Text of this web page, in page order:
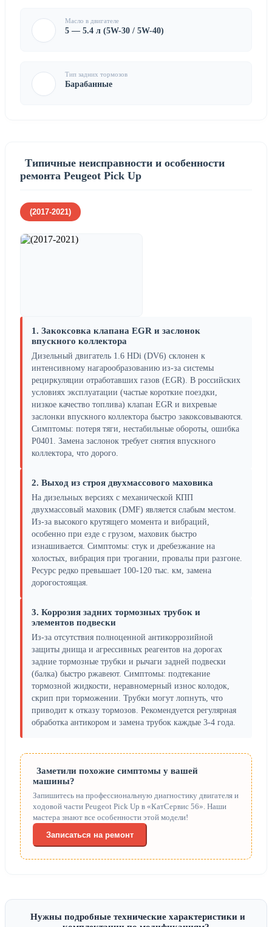
Масло в двигателе
5 — 5.4 л (5W-30 / 5W-40)
Тип задних тормозов
Барабанные
Типичные неисправности и особенности
ремонта Peugeot Pick Up
(2017-2021)
1. Закоксовка клапана EGR и заслонок
впускного коллектора
Дизельный двигатель 1.6 HDi (DV6) склонен к
интенсивному нагарообразованию из-за системы
рециркуляции отработавших газов (EGR). В российских
условиях эксплуатации (частые короткие поездки,
низкое качество топлива) клапан EGR и вихревые
заслонки впускного коллектора быстро закоксовываются.
Симптомы: потеря тяги, нестабильные обороты, ошибка
P0401. Замена заслонок требует снятия впускного
коллектора, что дорого.
2. Выход из строя двухмассового маховика
На дизельных версиях с механической КПП
двухмассовый маховик (DMF) является слабым местом.
Из-за высокого крутящего момента и вибраций,
особенно при езде с грузом, маховик быстро
изнашивается. Симптомы: стук и дребезжание на
холостых, вибрация при трогании, провалы при разгоне.
Ресурс редко превышает 100-120 тыс. км, замена
дорогостоящая.
3. Коррозия задних тормозных трубок и
элементов подвески
Из-за отсутствия полноценной антикоррозийной
защиты днища и агрессивных реагентов на дорогах
задние тормозные трубки и рычаги задней подвески
(балка) быстро ржавеют. Симптомы: подтекание
тормозной жидкости, неравномерный износ колодок,
скрип при торможении. Трубки могут лопнуть, что
приводит к отказу тормозов. Рекомендуется регулярная
обработка антикором и замена трубок каждые 3-4 года.
Заметили похожие симптомы у вашей
машины?
Запишитесь на профессиональную диагностику двигателя и
ходовой части Peugeot Pick Up в «КатСервис 56». Наши
мастера знают все особенности этой модели!
Записаться на ремонт
Нужны подробные технические характеристики и